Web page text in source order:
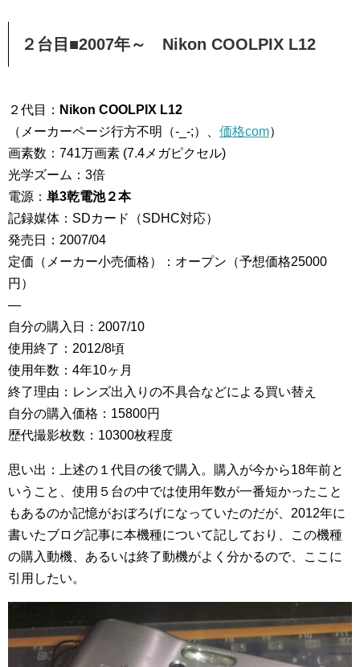
２台目■2007年～ Nikon COOLPIX L12
２代目： Nikon COOLPIX L12
（メーカーページ行方不明（-_-;）、 価格com）
画素数：741万画素 (7.4メガピクセル)
光学ズーム：3倍
電源： 単3乾電池２本
記録媒体：SDカード（SDHC対応）
発売日：2007/04
定価（メーカー小売価格）：オープン（予想価格25000
円）
—
自分の購入日：2007/10
使用終了：2012/8頃
使用年数：4年10ヶ月
終了理由：レンズ出入りの不具合などによる買い替え
自分の購入価格：15800円
歴代撮影枚数：10300枚程度
思い出：上述の１代目の後で購入。購入が今から18年前と
いうこと、使用５台の中では使用年数が一番短かったこと
もあるのか記憶がおぼろげになっていたのだが、2012年に
書いたブログ記事に本機種について記しており、この機種
の購入動機、あるいは終了動機がよく分かるので、ここに
引用したい。